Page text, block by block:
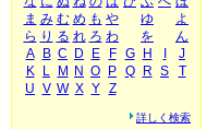
ま み む め も や ゆ
よ
ら り る れ ろ わ を
ん
A
B C D E F G H
J
K
L M N O P Q R S
T
U V W X Y Z
詳しく検索